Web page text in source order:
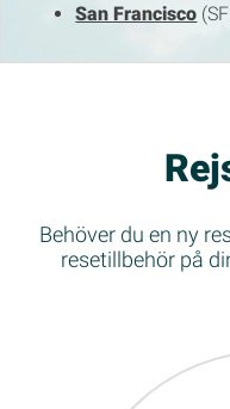
San Francisco
Behöver du en ny
resetillbehör på